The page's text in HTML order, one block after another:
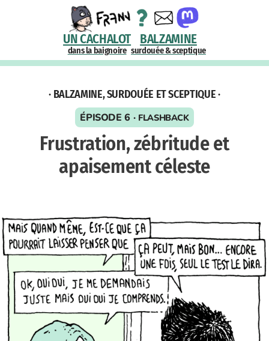
UN CACHALOT
dans la baignoire
BALZAMINE
surdouée & sceptique
· BALZAMINE, SURDOUÉE ET SCEPTIQUE ·
ÉPISODE 6 · FLASHBACK
Frustration, zébritude et
apaisement céleste